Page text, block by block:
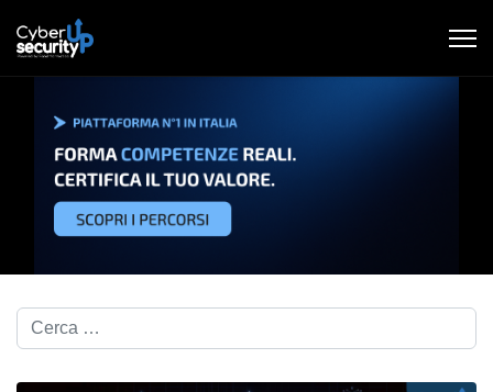
Cerca nel blog...